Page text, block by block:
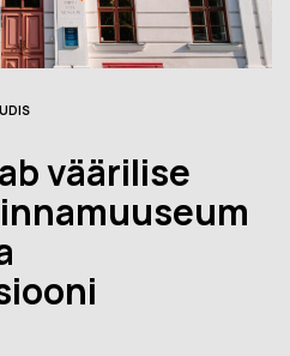
väärilise